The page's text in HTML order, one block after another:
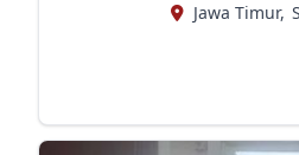
Jawa Timur,